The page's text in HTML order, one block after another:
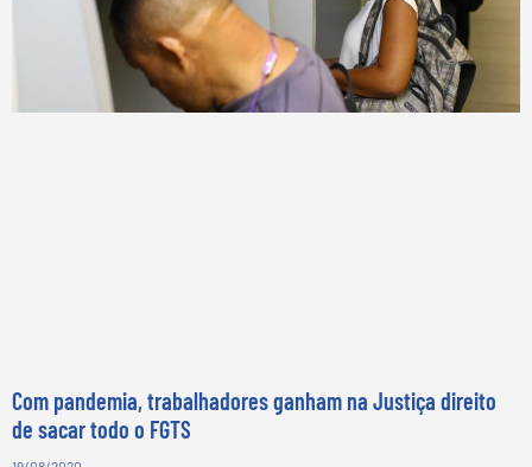
Com pandemia, trabalhadores ganham na Justiça direito
de sacar todo o FGTS